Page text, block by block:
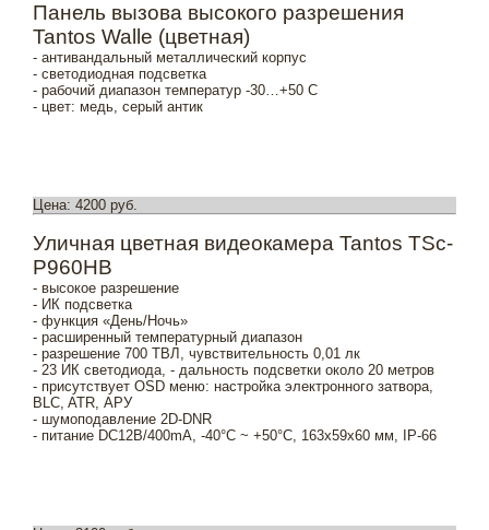
Панель вызова высокого разрешения
Tantos Walle (цветная)
- антивандальный металлический корпус
- светодиодная подсветка
- рабочий диапазон температур -30…+50 С
- цвет: медь, серый антик
Цена: 4200 руб.
Уличная цветная видеокамера Tantos TSc-
P960HB
- высокое разрешение
- ИК подсветка
- функция «День/Ночь»
- расширенный температурный диапазон
- разрешение 700 ТВЛ, чувствительность 0,01 лк
- 23 ИК светодиода, - дальность подсветки около 20 метров
- присутствует OSD меню: настройка электронного затвора,
BLC, ATR, АРУ
- шумоподавление 2D-DNR
- питание DC12В/400mA, -40°С ~ +50°С, 163x59х60 мм, IP-66